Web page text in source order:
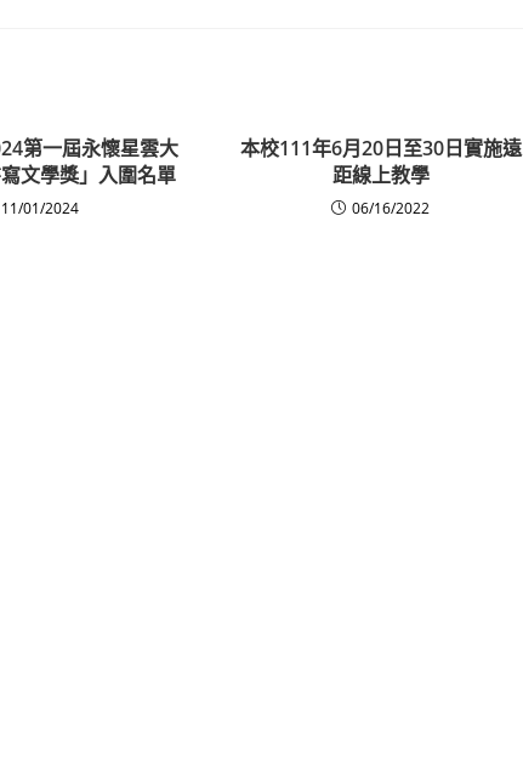
第一屆永懷星雲大
文學獎」入圍名單
11/01/2024
本校111年6月20日至30日實施遠
距線上教學
06/16/2022